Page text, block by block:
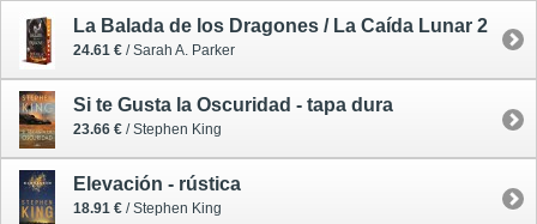
La Balada de los Dragones / La Caída Lunar 2
24.61 € / Sarah A. Parker
Si te Gusta la Oscuridad - tapa dura
23.66 € / Stephen King
Elevación - rústica
18.91 € / Stephen King